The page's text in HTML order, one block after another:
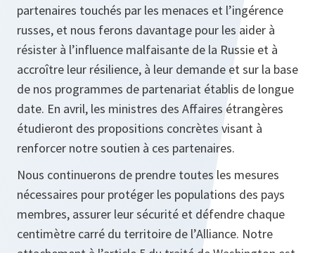
partenaires touchés par les menaces et l’ingérence
russes, et nous ferons davantage pour les aider à
résister à l’influence malfaisante de la Russie et à
accroître leur résilience, à leur demande et sur la base
de nos programmes de partenariat établis de longue
date. En avril, les ministres des Affaires étrangères
étudieront des propositions concrètes visant à
renforcer notre soutien à ces partenaires.
Nous continuerons de prendre toutes les mesures
nécessaires pour protéger les populations des pays
membres, assurer leur sécurité et défendre chaque
centimètre carré du territoire de l’Alliance. Notre